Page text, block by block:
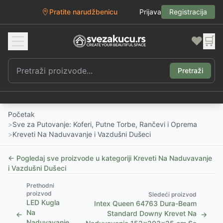
Pratite narudžbenicu Prijava Registracija
❤️ 🛒
Pretraži
Početak
>Sve za Putovanje: Koferi, Putne Torbe, Rančevi i Oprema
>Kreveti Na Naduvavanje i Vazdušni Dušeci
← Pogledaj sve proizvode u kategoriji Kreveti Na Naduvavanje
i Vazdušni Dušeci
←
Prethodni
proizvod
LED Kugla
Na
Sledeći proizvod
Intex Queen 64763 Dura-Beam
Standard Downy Krevet Na →